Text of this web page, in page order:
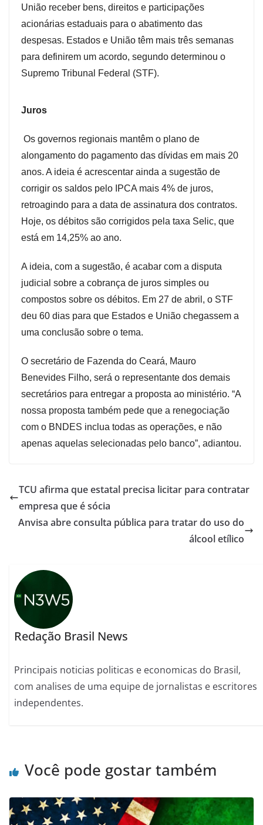
União receber bens, direitos e participações
acionárias estaduais para o abatimento das
despesas. Estados e União têm mais três semanas
para definirem um acordo, segundo determinou o
Supremo Tribunal Federal (STF).
Juros
Os governos regionais mantêm o plano de
alongamento do pagamento das dívidas em mais 20
anos. A ideia é acrescentar ainda a sugestão de
corrigir os saldos pelo IPCA mais 4% de juros,
retroagindo para a data de assinatura dos contratos.
Hoje, os débitos são corrigidos pela taxa Selic, que
está em 14,25% ao ano.
A ideia, com a sugestão, é acabar com a disputa
judicial sobre a cobrança de juros simples ou
compostos sobre os débitos. Em 27 de abril, o STF
deu 60 dias para que Estados e União chegassem a
uma conclusão sobre o tema.
O secretário de Fazenda do Ceará, Mauro
Benevides Filho, será o representante dos demais
secretários para entregar a proposta ao ministério. “A
nossa proposta também pede que a renegociação
com o BNDES inclua todas as operações, e não
apenas aquelas selecionadas pelo banco”, adiantou.
TCU afirma que estatal precisa licitar para contratar
empresa que é sócia
Anvisa abre consulta pública para tratar do uso do
álcool etílico
Redação Brasil News
Principais noticias politicas e economicas do Brasil,
com analises de uma equipe de jornalistas e escritores
independentes.
Você pode gostar também